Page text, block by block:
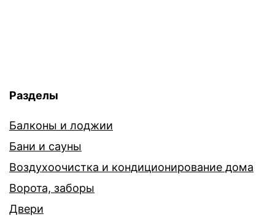
Разделы
Балконы и лоджии
Бани и сауны
Воздухоочистка и кондиционирование дома
Ворота, заборы
Двери